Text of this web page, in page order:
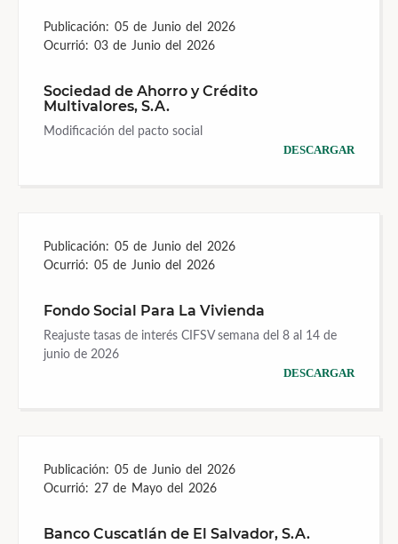
Publicación: 05 de Junio del 2026
Ocurrió: 03 de Junio del 2026
Sociedad de Ahorro y Crédito
Multivalores, S.A.
Modificación del pacto social
DESCARGAR
Publicación: 05 de Junio del 2026
Ocurrió: 05 de Junio del 2026
Fondo Social Para La Vivienda
Reajuste tasas de interés CIFSV semana del 8 al 14 de
junio de 2026
DESCARGAR
Publicación: 05 de Junio del 2026
Ocurrió: 27 de Mayo del 2026
Banco Cuscatlán de El Salvador, S.A.